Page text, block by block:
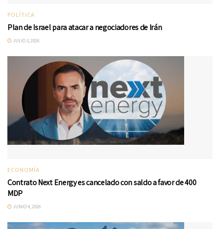
POLÍTICA
Plan de Israel para atacar a negociadores de Irán
JULIO 3, 2026
ECONOMÍA
Contrato Next Energy es cancelado con saldo a favor de 400
MDP
JUNIO 4, 2026